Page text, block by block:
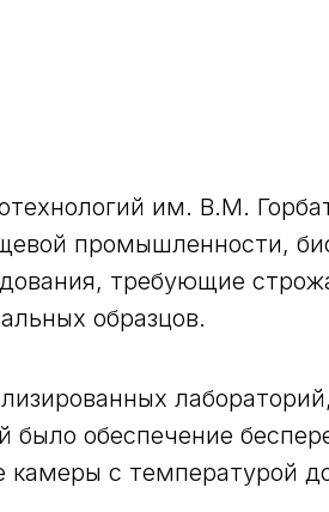
им. В.М.
промышленности,
требующие
образцов.
обеспечение
камеры с температурой